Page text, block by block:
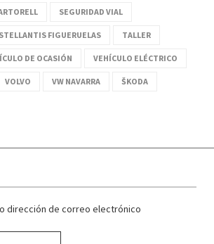
SEGURIDAD VIAL
STELLANTIS FIGUERUELAS TALLER
DE OCASIÓN VEHÍCULO ELÉCTRICO
VOLVO VW NAVARRA ŠKODA
dirección de correo electrónico